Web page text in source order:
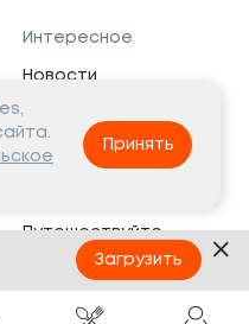
Интересное
Новости
Вакансии
Социальная жизнь
Путешествуйте
с ТОКИО-CITY
Партнёрам
Принять
Загрузить